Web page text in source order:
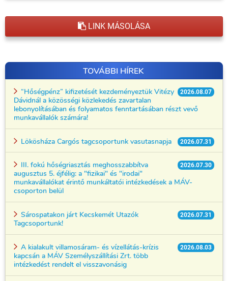
LINK MÁSOLÁSA
TOVÁBBI HÍREK
2026.08.07
“Hőségpénz” kifizetését kezdeményeztük Vitézy
Dávidnál a közösségi közlekedés zavartalan
lebonyolításában és folyamatos fenntartásában részt vevő
munkavállalók számára!
2026.07.31
Lökösháza Cargós tagcsoportunk vasutasnapja
2026.07.30
III. fokú hőségriasztás meghosszabbítva
augusztus 5. éjfélig: a "fizikai" és "irodai"
munkavállalókat érintő munkáltatói intézkedések a MÁV-
csoporton belül
2026.07.31
Sárospatakon járt Kecskemét Utazók
Tagcsoportunk!
2026.08.03
A kialakult villamosáram- és vízellátás-krízis
kapcsán a MÁV Személyszállítási Zrt. több
intézkedést rendelt el visszavonásig